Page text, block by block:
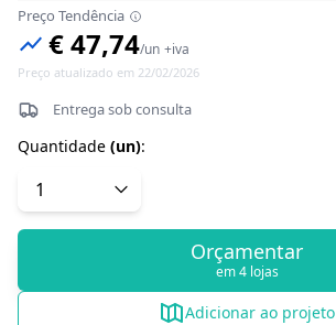
Preço Tendência
€ 47,74/un +iva
Preço atualizado em 22/02/2026
Entrega sob consulta
Quantidade (un):
Orçamentar
em 4 lojas
Adicionar ao projeto